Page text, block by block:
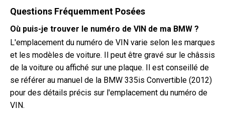
Questions Fréquemment Posées
Où puis-je trouver le numéro de VIN de ma BMW ?
L'emplacement du numéro de VIN varie selon les marques
et les modèles de voiture. Il peut être gravé sur le châssis
de la voiture ou affiché sur une plaque. Il est conseillé de
se référer au manuel de la BMW 335is Convertible (2012)
pour des détails précis sur l'emplacement du numéro de
VIN.